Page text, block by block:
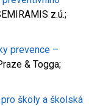
z.ú.;
prevence –
& Togga;
školy a školská